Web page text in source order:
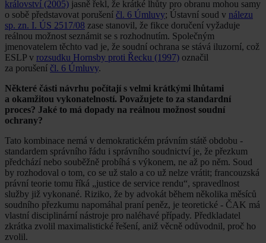
království (2005) jasně řekl, že krátké lhůty pro obranu mohou samy
o sobě představovat porušení čl. 6 Úmluvy; Ústavní soud v nálezu
sp. zn. I. ÚS 2517/08 zase stanovil, že fikce doručení vyžaduje
reálnou možnost seznámit se s rozhodnutím. Společným
jmenovatelem těchto vad je, že soudní ochrana se stává iluzorní, což
ESLP v rozsudku Hornsby proti Řecku (1997) označil
za porušení čl. 6 Úmluvy.
Některé části návrhu počítají s velmi krátkými lhůtami
a okamžitou vykonatelností. Považujete to za standardní
proces? Jaké to má dopady na reálnou možnost soudní
ochrany?
Tato kombinace nemá v demokratickém právním státě obdobu -
standardem správního řádu i správního soudnictví je, že přezkum
předchází nebo souběžně probíhá s výkonem, ne až po něm. Soud
by rozhodoval o tom, co se už stalo a co už nelze vrátit; francouzská
právní teorie tomu říká „justice de service rendu“, spravedlnost
služby již vykonané. Riziko, že by advokát během několika měsíců
soudního přezkumu napomáhal praní peněz, je teoretické - ČAK má
vlastní disciplinární nástroje pro naléhavé případy. Předkladatel
zkrátka zvolil maximalistické řešení, aniž věcně odůvodnil, proč ho
zvolil.